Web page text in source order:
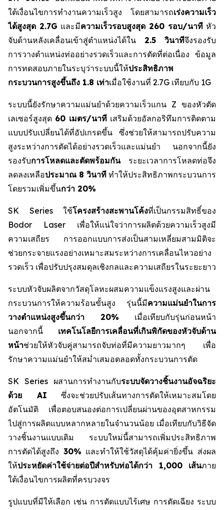
ใต้เงื่อนไขการทำงานความเร็วสูง โดยสามารถเร่งความเร็ว
ได้สูงสุด 2.7G และมีความเร็วรอบสูงสุด 260 รอบ/นาที หัว
จับด้านหลังเคลื่อนเข้าสู่ตำแหน่งได้ใน 2.5 วินาทีจึงรองรับ
การวางตำแหน่งท่ออย่างรวดเร็วและการตัดที่ต่อเนื่อง ข้อมูล
การทดสอบภายในระบุว่าระบบนี้ให้ประสิทธิภาพ
กระบวนการสูงขึ้นถึง 1.8 เท่าเมื่อใช้งานที่ 2.7G เทียบกับ 1G
ระบบนี้ยังรักษาความแม่นยำด้วยความเร็วแกน Z ของหัวตัด
เลเซอร์สูงสุด 60 เมตร/นาที เสริมด้วยอัลกอริทึมการติดตาม
แบบปรับเปลี่ยนได้ที่อัปเกรดขึ้น ซึ่งช่วยให้สามารถปรับความ
สูงระหว่างการตัดได้อย่างรวดเร็วและแม่นยำ นอกจากนี้ยัง
รองรับการโหลดและตัดพร้อมกันระยะเวลาการโหลดท่อจึง
ลดลงเหลือประมาณ 8 วินาที ทำให้ประสิทธิภาพกระบวนการ
โดยรวมเพิ่มขึ้นกว่า 20%
SK Series ใช้โครงสร้างสะพานโค้งที่เป็นกรรมสิทธิ์ของ
Bodor Laser เพื่อให้แน่ใจว่าการผลิตด้วยความเร็วสูงมี
ความเสถียร การออกแบบการส่งเป็นสามเหลี่ยมสามมิติจะ
ช่วยกระจายแรงอย่างเหมาะสมระหว่างการเคลื่อนไหวอย่าง
รวดเร็ว เพื่อปรับปรุงสมดุลเชิงกลและความเสถียรในระยะยาว
ระบบหัวจับผลิตจากวัสดุโลหะผสมความแข็งแรงสูงและผ่าน
กระบวนการให้ความร้อนขั้นสูง รุ่นนี้มีความแม่นยำในการ
วางตำแหน่งสูงขึ้นกว่า 20% เมื่อเทียบกับรุ่นก่อนหน้า
นอกจากนี้ เทคโนโลยีการเคลื่อนที่เกินพิกัดของหัวจับด้าน
หน้าช่วยให้หัวจับคู่สามารถจับท่อที่มีความยาวมากๆ เพื่อ
รักษาความแม่นยำให้สม่ำเสมอตลอดทั้งกระบวนการตัด
SK Series ผสานการทำงานกับระบบจัดวางชิ้นงานอัจฉริยะ
ด้วย AI ซึ่งจะช่วยปรับเส้นทางการตัดให้เหมาะสมโดย
อัตโนมัติ เพื่อตอบสนองต่อการเปลี่ยนผ่านของอุตสาหกรรม
ไปสู่การผลิตแบบหลากหลายในจำนวนน้อย เมื่อเทียบกับวิธีจัด
วางชิ้นงานแบบเดิม ระบบใหม่นี้สามารถเพิ่มประสิทธิภาพ
การตัดได้สูงถึง 30% และทำให้ใช้วัสดุได้คุ้มค่ายิ่งขึ้น ส่งผล
ให้ประหยัดค่าใช้จ่ายต่อปีสำหรับท่อได้กว่า 1,000 เส้นภาย
ใต้เงื่อนไขการผลิตที่ครบวงจร
รูปแบบที่มีให้เลือก เช่น การตัดแบบไร้เศษ การตัดเฉียง ระบบ